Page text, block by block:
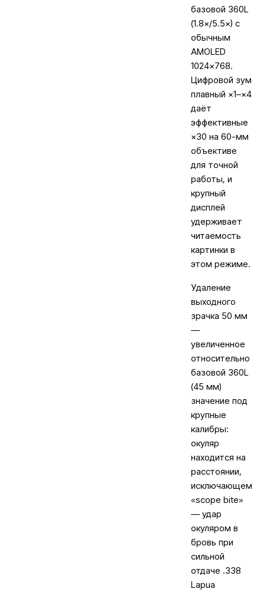
базовой 360L
(1.8×/5.5×) с
обычным
AMOLED
1024×768.
Цифровой зум
плавный ×1–×4
даёт
эффективные
×30 на 60-мм
объективе
для точной
работы, и
крупный
дисплей
удерживает
читаемость
картинки в
этом режиме.
Удаление
выходного
зрачка 50 мм
—
увеличенное
относительно
базовой 360L
(45 мм)
значение под
крупные
калибры:
окуляр
находится на
расстоянии,
исключающем
«scope bite»
— удар
окуляром в
бровь при
сильной
отдаче .338
Lapua